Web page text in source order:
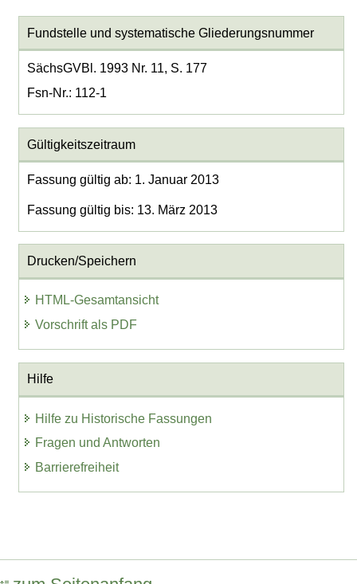
Fundstelle und systematische Gliederungsnummer
SächsGVBl. 1993 Nr. 11, S. 177
Fsn-Nr.: 112-1
Gültigkeitszeitraum
Fassung gültig ab: 1. Januar 2013
Fassung gültig bis: 13. März 2013
Drucken/Speichern
HTML-Gesamtansicht
Vorschrift als PDF
Hilfe
Hilfe zu Historische Fassungen
Fragen und Antworten
Barrierefreiheit